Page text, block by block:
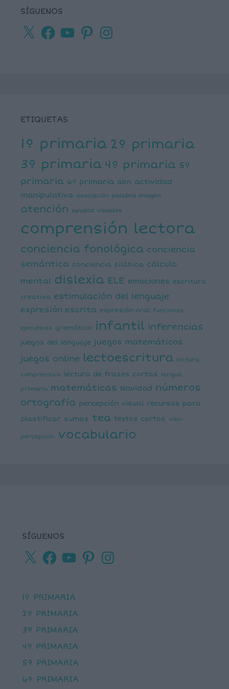
SÍGUENOS
X
Facebook
YouTubePinterestInstagram
ETIQUETAS
1º primaria 2º primaria
3º primaria 4º primaria 5º
primaria 6º primaria abn actividad
manipulativa asociación palabra imagen
atención ayudas visuales
comprensión lectora
conciencia fonológica conciencia
semántica conciencia silábica cálculo
mental dislexia ELE emociones escritura
creativa estimulación del lenguaje
expresión escrita expresión oral funciones
ejecutivas gramática infantil inferencias
juegos del lenguaje juegos matemáticos
juegos online lectoescritura lectura
comprensiva lectura de frases cortas lengua
primaria matemáticas Navidad números
ortografía percepción visual recursos para
plastificar sumas tea textos cortos viso-
percepción vocabulario
SÍGUENOS
X
Facebook
YouTubePinterestInstagram
1º PRIMARIA
2º PRIMARIA
3º PRIMARIA
4º PRIMARIA
5º PRIMARIA
6º PRIMARIA